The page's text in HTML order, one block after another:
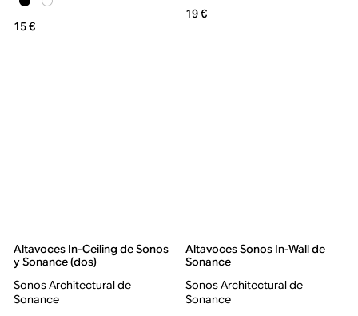
15 €
19 €
Altavoces In-Ceiling de Sonos
y Sonance (dos)
Sonos Architectural de
Sonance
Altavoces Sonos In-Wall de
Sonance
Sonos Architectural de
Sonance